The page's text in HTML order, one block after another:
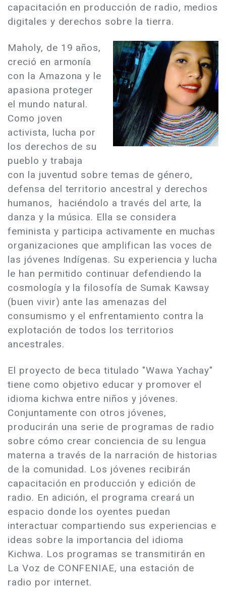
capacitación en producción de radio, medios
digitales y derechos sobre la tierra.
Maholy, de 19 años,
creció en armonía
con la Amazona y le
apasiona proteger
el mundo natural.
Como joven
activista, lucha por
los derechos de su
pueblo y trabaja
con la juventud sobre temas de género,
defensa del territorio ancestral y derechos
humanos, haciéndolo a través del arte, la
danza y la música. Ella se considera
feminista y participa activamente en muchas
organizaciones que amplifican las voces de
las jóvenes Indígenas. Su experiencia y lucha
le han permitido continuar defendiendo la
cosmología y la filosofía de Sumak Kawsay
(buen vivir) ante las amenazas del
consumismo y el enfrentamiento contra la
explotación de todos los territorios
ancestrales.
El proyecto de beca titulado "Wawa Yachay"
tiene como objetivo educar y promover el
idioma kichwa entre niños y jóvenes.
Conjuntamente con otros jóvenes,
producirán una serie de programas de radio
sobre cómo crear conciencia de su lengua
materna a través de la narración de historias
de la comunidad. Los jóvenes recibirán
capacitación en producción y edición de
radio. En adición, el programa creará un
espacio donde los oyentes puedan
interactuar compartiendo sus experiencias e
ideas sobre la importancia del idioma
Kichwa. Los programas se transmitirán en
La Voz de CONFENIAE, una estación de
radio por internet.